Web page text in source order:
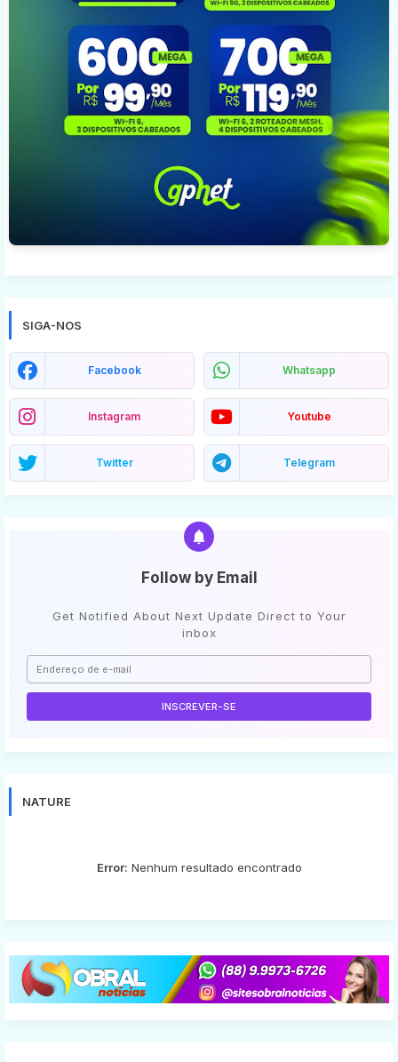
SIGA-NOS
Facebook Whatsapp
Instagram Youtube
Twitter Telegram
Follow by Email
Get Notified About Next Update Direct to Your
inbox
NATURE
Error: Nenhum resultado encontrado